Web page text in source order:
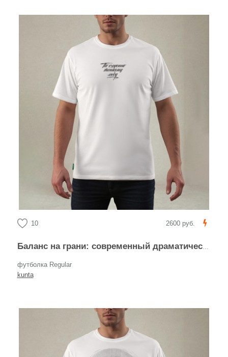
10 2600 руб.
Баланс на грани: современный драматический леттеринг
футболка Regular
kunta